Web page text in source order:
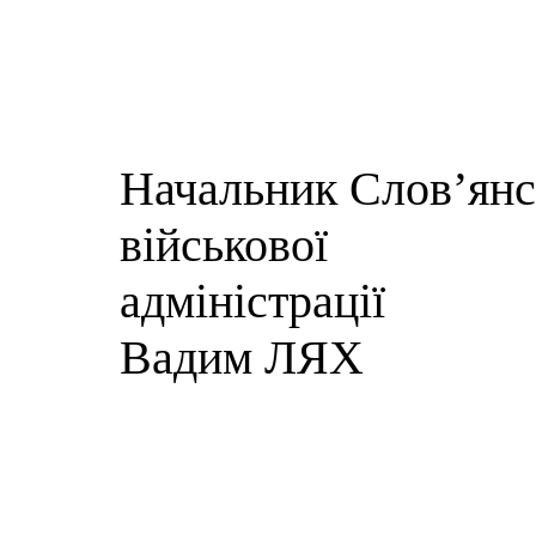
Начальник
військової
Вадим ЛЯХ